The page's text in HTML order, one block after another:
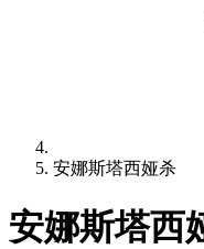
安娜斯塔西娅杀
安娜斯塔西